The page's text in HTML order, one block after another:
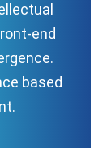
end
based